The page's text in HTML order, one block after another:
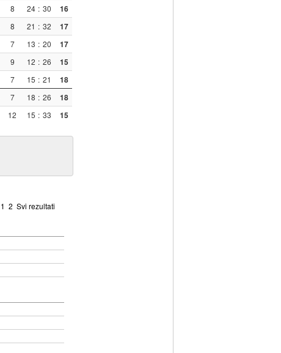
8 24 : 30 16
8 21 : 32 17
7 13 : 20 17
9 12 : 26 15
7 15 : 21 18
7 18 : 26 18
12 15 : 33 15
1 2 Svi rezultati